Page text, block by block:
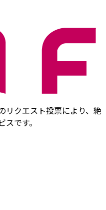
リクエスト投票により、絶
です。